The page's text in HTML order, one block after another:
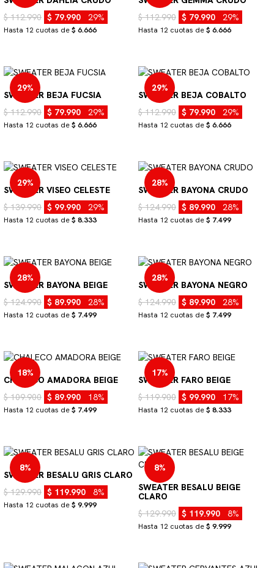
$ 112.990 $ 79.990 29%
Hasta 12 cuotas de$ 6.666
$ 112.990 $ 79.990 29%
Hasta 12 cuotas de$ 6.666
29%
SWEATER BEJA FUCSIA
$ 112.990 $ 79.990 29%
Hasta 12 cuotas de$ 6.666
29%
SWEATER BEJA COBALTO
$ 112.990 $ 79.990 29%
Hasta 12 cuotas de$ 6.666
29%
SWEATER VISEO CELESTE
$ 139.990 $ 99.990 29%
Hasta 12 cuotas de$ 8.333
28%
SWEATER BAYONA CRUDO
$ 124.990 $ 89.990 28%
Hasta 12 cuotas de$ 7.499
28%
SWEATER BAYONA BEIGE
$ 124.990 $ 89.990 28%
Hasta 12 cuotas de$ 7.499
28%
SWEATER BAYONA NEGRO
$ 124.990 $ 89.990 28%
Hasta 12 cuotas de$ 7.499
18%
CHALECO AMADORA BEIGE
$ 109.900 $ 89.990 18%
Hasta 12 cuotas de$ 7.499
17%
SWEATER FARO BEIGE
$ 119.900 $ 99.990 17%
Hasta 12 cuotas de$ 8.333
8%
SWEATER BESALU GRIS CLARO
$ 129.990 $ 119.990 8%
Hasta 12 cuotas de$ 9.999
8%
SWEATER BESALU BEIGE
CLARO
$ 129.990 $ 119.990 8%
Hasta 12 cuotas de$ 9.999